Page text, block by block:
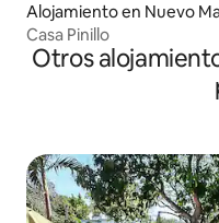
Alojamiento en Nuevo
Casa Pinillo
Otros